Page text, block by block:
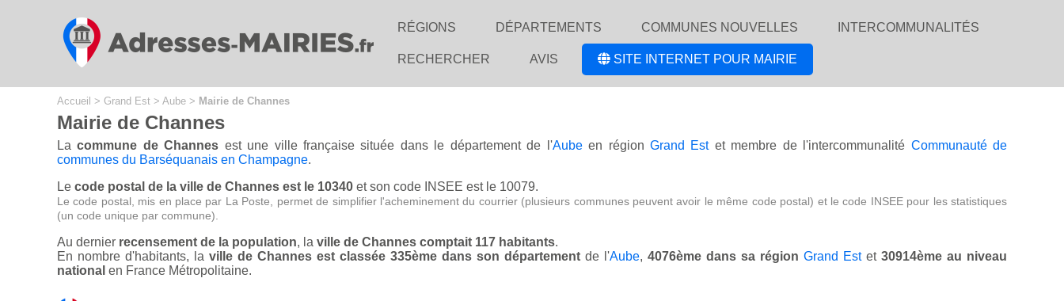
RÉGIONS DÉPARTEMENTS COMMUNES NOUVELLES INTERCOMMUNALITÉS
RECHERCHER AVIS SITE INTERNET POUR MAIRIE
Accueil > Grand Est > Aube > Mairie de Channes
Mairie de Channes
Lacommune de Channes est une ville française située dans le département de l'Aubeen région Grand Estet membre de l'intercommunalité Communauté de
communes du Barséquanais en Champagne.
Le code postal de la ville de Channes est le 10340 et son code INSEE est le 10079.
Le code postal, mis en place par La Poste, permet de simplifier l'acheminement du courrier (plusieurs communes peuvent avoir le même code postal) et le code INSEE pour les statistiques
(un code unique par commune).
Au dernier recensement de la population, la ville de Channes comptait 117 habitants.
En nombre d'habitants, la ville de Channes est classée 335ème dans son département de l'Aube, 4076ème dans sa région Grand Estet 30914ème au niveau
national en France Métropolitaine.